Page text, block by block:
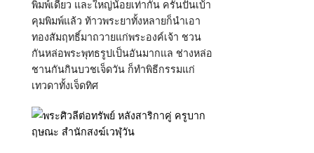
พิมพ์เดียว และใหญ่น้อยเท่ากัน ครั้นปั้นเบ้า
คุมพิมพ์แล้ว ท้าวพระยาทั้งหลายก็นำเอา
ทองสัมฤทธิ์มาถวายแก่พระองค์เจ้า ชวน
กันหล่อพระพุทธรูปเป็นอันมากแล ช่างหล่อ
ชานกันกินบวชเจ็ดวัน ก็ทำพิธีกรรมแก่
เทวดาทั้งเจ็ดทิศ